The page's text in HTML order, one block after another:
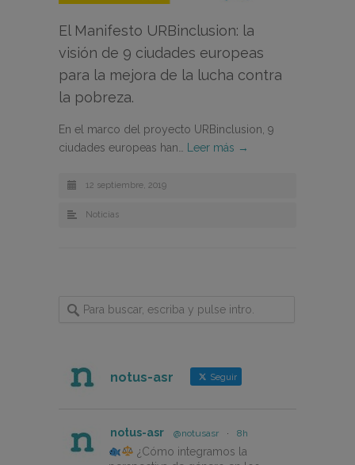
El Manifesto URBinclusion: la
visión de 9 ciudades europeas
para la mejora de la lucha contra
la pobreza.
En el marco del proyecto URBinclusion, 9
ciudades europeas han…
Leer más →
12 septiembre, 2019
Noticias
notus-asr Seguir
notus-asr @notusasr · 8h
¿Cómo integramos la